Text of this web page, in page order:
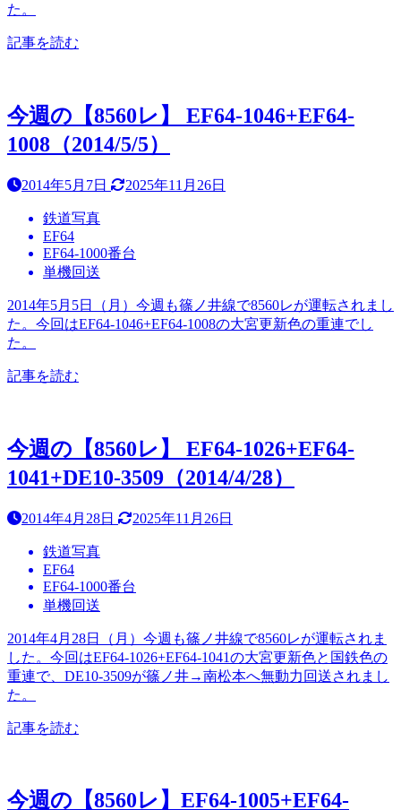
た。
記事を読む
今週の【8560レ】 EF64-1046+EF64-
1008（2014/5/5）
2014年5月7日 2025年11月26日
鉄道写真
EF64
EF64-1000番台
単機回送
2014年5月5日（月）今週も篠ノ井線で8560レが運転されまし
た。今回はEF64-1046+EF64-1008の大宮更新色の重連でし
た。
記事を読む
今週の【8560レ】 EF64-1026+EF64-
1041+DE10-3509（2014/4/28）
2014年4月28日 2025年11月26日
鉄道写真
EF64
EF64-1000番台
単機回送
2014年4月28日（月）今週も篠ノ井線で8560レが運転されま
した。今回はEF64-1026+EF64-1041の大宮更新色と国鉄色の
重連で、DE10-3509が篠ノ井→南松本へ無動力回送されまし
た。
記事を読む
今週の【8560レ】EF64-1005+EF64-